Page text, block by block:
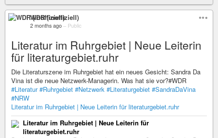
WDR (inoffiziell)
2 months ago – Public
Literatur im Ruhrgebiet | Neue Leiterin
für literaturgebiet.ruhr
Die Literaturszene im Ruhrgebiet hat ein neues Gesicht: Sandra Da
Vina ist die neue Netzwerk-Managerin. Was hat sie vor?#WDR
#Literatur #Ruhrgebiet #Netzwerk #Literaturgebiet #SandraDaVina
#NRW
Literatur im Ruhrgebiet | Neue Leiterin für literaturgebiet.ruhr
Literatur im Ruhrgebiet | Neue Leiterin für
literaturgebiet.ruhr